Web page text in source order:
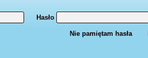
Hasło
Nie pamiętam hasła